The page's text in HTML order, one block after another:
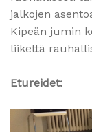
jalkojen
Kipeän jumin
liikettä
Etureidet: